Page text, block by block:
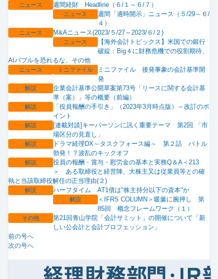
ニュース 週間経財 Headline（６/１～６/７）
ニュース
週間「適時開示」ニュース（５/29～６/
４）
ニュース M&Aニュース(2023/５/27～2023/６/２)
ニュース
【海外会計トピックス】米国での銀行
破綻：Big４に財務危機での役割期待、
AIバブルを恐れるな、その他
ニュース ミニファイル
ミニファイル 後発事象の会計基準開
発
解説
企業会計基準公開草案第73号「リースに関する会計基
準（案）」等の概要（前編）
解説
「役員報酬の手引き」（2023年3月時点版）～改訂のポ
イント
解説
[連載対談]キーパーソンに訊く重要テーマ 第2回 「市
場区分の見直し」
解説
ドラマ経理DX～タスクフォース編～ 第２話 バトル
勃発！？波乱のキックオフ
解説
役員の報酬・賞与・慰労金の基本と実務Q＆A＜213
＞ ある取締役と経営陣、大株主又は従業員等との確
執と当該取締役解任の正当理由(２)
解説 ハーフタイム AT1債は"株主持分以下の資本"か
解説
＜IFRS COLUMN＞暖簾に腕押し 第
85回 概念フレームワーク（１）
その他
第21回青山学院「会計サミット」の開催について「新
しい公会計と会計プロフェッション」
前の号へ
次の号へ